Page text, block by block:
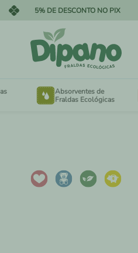
PARCELE EM ATÉ 12X NO CARTÃO
Absorventes de
Fraldas Ecológicas